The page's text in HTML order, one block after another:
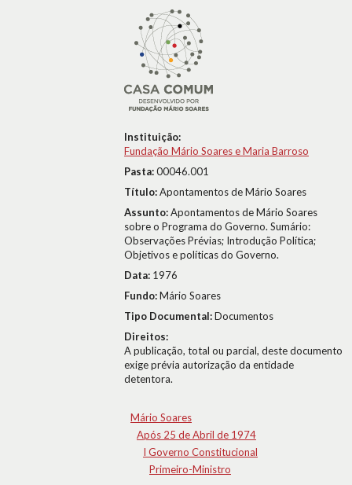
Instituição:
Fundação Mário Soares e Maria Barroso
Pasta:00046.001
Título:Apontamentos de Mário Soares
Assunto:Apontamentos de Mário Soares
sobre o Programa do Governo. Sumário:
Observações Prévias; Introdução Política;
Objetivos e políticas do Governo.
Data: 1976
Fundo:Mário Soares
Tipo Documental:Documentos
Direitos:
A publicação, total ou parcial, deste documento
exige prévia autorização da entidade
detentora.
Mário Soares
Após 25 de Abril de 1974
I Governo Constitucional
Primeiro-Ministro